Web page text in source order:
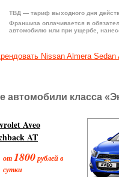
ТВД — тариф выходного дня
Франшиза оплачивается в
автомобилю или при ущербе,
Nissan Almera Sedan
автомобили класса
Aveo
AT
от1800рублей в
сутки